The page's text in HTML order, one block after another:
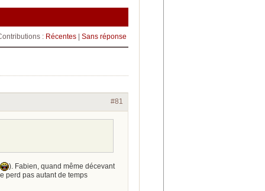
: Récentes Sans réponse
#81
). Fabien, quand même décevant
perd pas autant de temps